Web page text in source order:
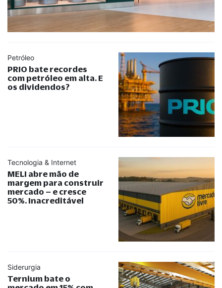
Petróleo
PRIO bate recordes
com petróleo em alta. E
os dividendos?
Tecnologia & Internet
MELI abre mão de
margem para construir
mercado – e cresce
50%. Inacreditável
Siderurgia
Ternium bate o